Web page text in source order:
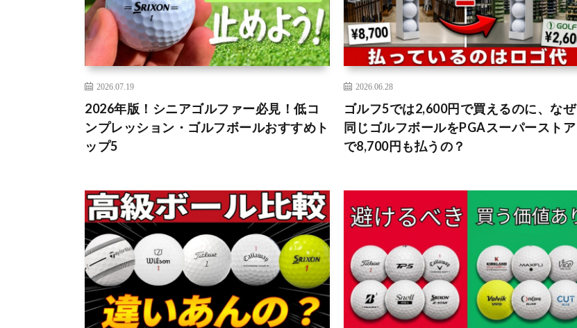
2026.07.19
2026年版！シニアゴルファー必見！低コ
ンプレッション・ゴルフボールおすすめト
ップ5
2026.06.28
ゴルフ5では2,600円で買えるのに、なぜ
同じゴルフボールをPGAスーパーストア
で8,700円も払うの？